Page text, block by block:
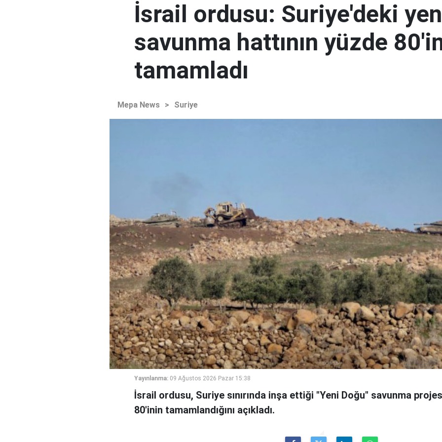
İsrail ordusu: Suriye'deki
savunma hattının yüzde
tamamladı
Mepa News > Suriye
Yayınlanma: 09 Ağustos 2026 Pazar 15:38
İsrail ordusu, Suriye sınırında inşa ettiği "Yeni Doğu" savunma
80'inin tamamlandığını açıkladı.